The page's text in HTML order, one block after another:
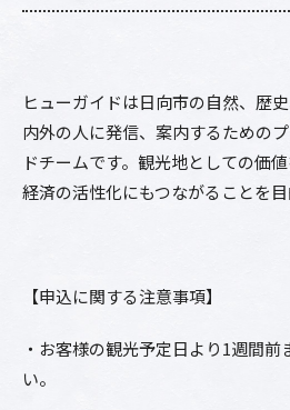
ヒューガイドは日向市の自然、歴
内外の人に発信、案内するための
ドチームです。観光地としての価
経済の活性化にもつながることを目
【申込に関する注意事項】
・お客様の観光予定日より1週間
い。